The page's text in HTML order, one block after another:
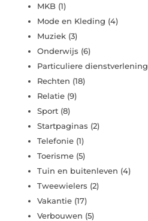
MKB (1)
Mode en Kleding (4)
Muziek (3)
Onderwijs (6)
Particuliere dienstverlening
Rechten (18)
Relatie (9)
Sport (8)
Startpaginas (2)
Telefonie (1)
Toerisme (5)
Tuin en buitenleven (4)
Tweewielers (2)
Vakantie (17)
Verbouwen (5)